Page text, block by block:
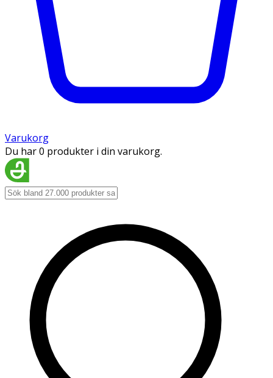
Varukorg
Du har 0 produkter i din varukorg.